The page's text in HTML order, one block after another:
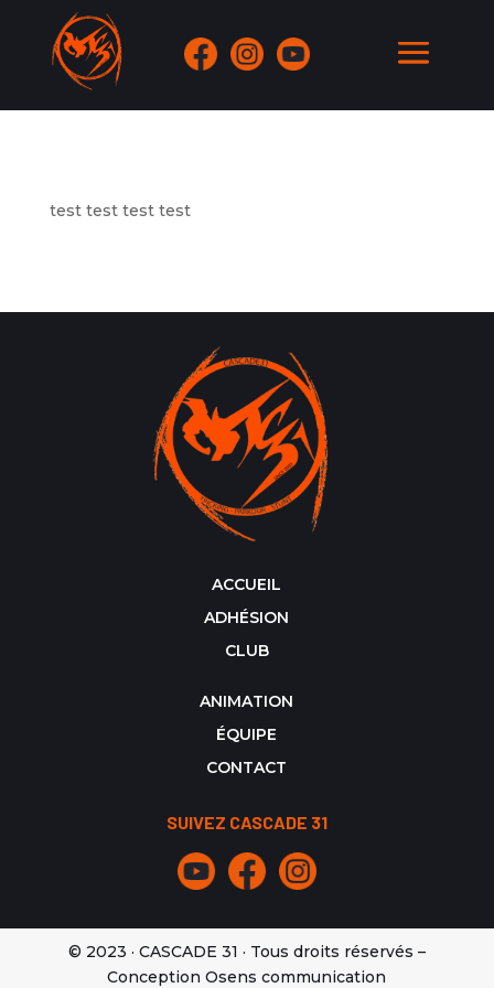
test test test test
ACCUEIL
ADHÉSION
CLUB
ANIMATION
ÉQUIPE
CONTACT
SUIVEZ CASCADE 31
© 2023 · CASCADE 31 · Tous droits réservés –
Conception Osens communication